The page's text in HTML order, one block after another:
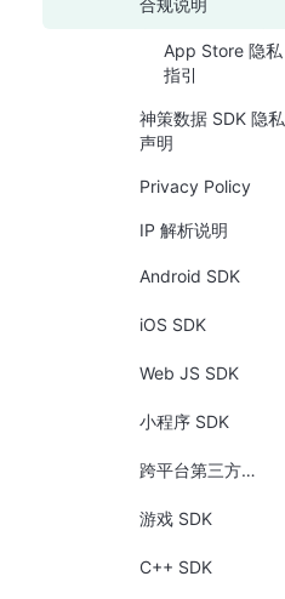
合规说明
App Store 隐私
指引
神策数据 SDK 隐私
声明
Privacy Policy
IP 解析说明
Android SDK
iOS SDK
Web JS SDK
小程序 SDK
跨平台第三方框架
游戏 SDK
C++ SDK